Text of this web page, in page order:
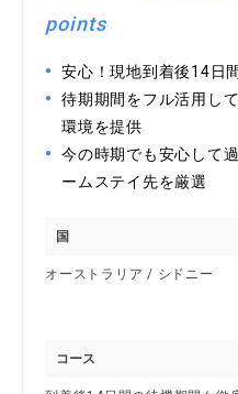
points
安心！現地到着後14日
待期期間をフル活用し
環境を提供
今の時期でも安心して
ームステイ先を厳選
国
オーストラリア / シドニー
コース